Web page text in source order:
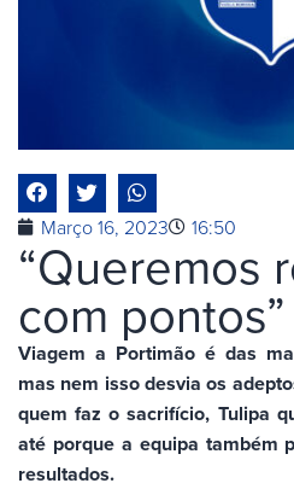
Março 16, 2023 16:50
“Queremos
com pontos”
Viagem a Portimão é das
mas nem isso desvia os
quem faz o sacrifício, Tulipa
até porque a equipa também
resultados.